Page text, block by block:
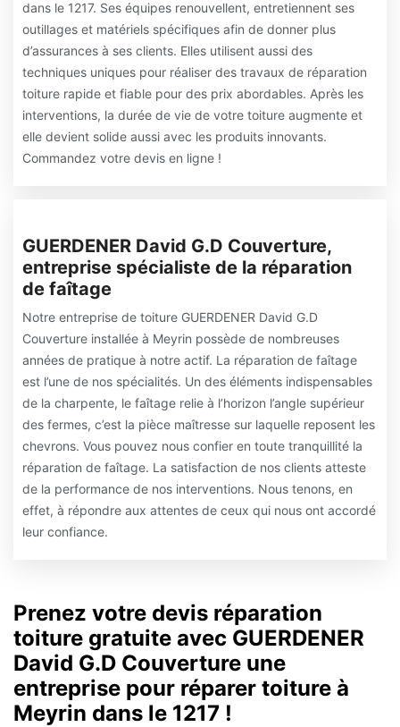
dans le 1217. Ses équipes renouvellent, entretiennent ses
outillages et matériels spécifiques afin de donner plus
d’assurances à ses clients. Elles utilisent aussi des
techniques uniques pour réaliser des travaux de réparation
toiture rapide et fiable pour des prix abordables. Après les
interventions, la durée de vie de votre toiture augmente et
elle devient solide aussi avec les produits innovants.
Commandez votre devis en ligne !
GUERDENER David G.D Couverture,
entreprise spécialiste de la réparation
de faîtage
Notre entreprise de toiture GUERDENER David G.D
Couverture installée à Meyrin possède de nombreuses
années de pratique à notre actif. La réparation de faîtage
est l’une de nos spécialités. Un des éléments indispensables
de la charpente, le faîtage relie à l’horizon l’angle supérieur
des fermes, c’est la pièce maîtresse sur laquelle reposent les
chevrons. Vous pouvez nous confier en toute tranquillité la
réparation de faîtage. La satisfaction de nos clients atteste
de la performance de nos interventions. Nous tenons, en
effet, à répondre aux attentes de ceux qui nous ont accordé
leur confiance.
Prenez votre devis réparation
toiture gratuite avec GUERDENER
David G.D Couverture une
entreprise pour réparer toiture à
Meyrin dans le 1217 !